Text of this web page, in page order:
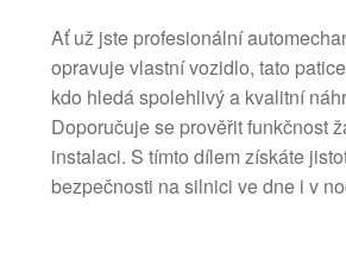
Ať už jste profesionální
opravuje vlastní vozidlo, tato
kdo hledá spolehlivý a kvalitní
Doporučuje se prověřit funkčnost
instalaci. S tímto dílem získáte
bezpečnosti na silnici ve dne i v